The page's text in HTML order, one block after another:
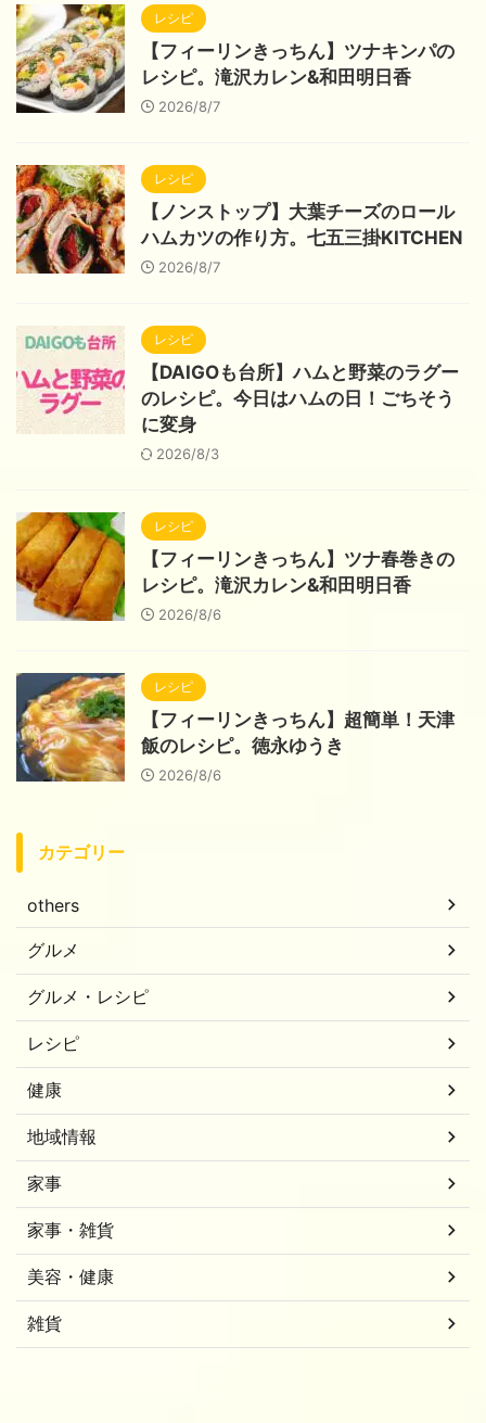
レシピ
【フィーリンきっちん】ツナキンパの
レシピ。滝沢カレン&和田明日香
2026/8/7
レシピ
【ノンストップ】大葉チーズのロール
ハムカツの作り方。七五三掛KITCHEN
2026/8/7
レシピ
【DAIGOも台所】ハムと野菜のラグー
のレシピ。今日はハムの日！ごちそう
に変身
2026/8/3
レシピ
【フィーリンきっちん】ツナ春巻きの
レシピ。滝沢カレン&和田明日香
2026/8/6
レシピ
【フィーリンきっちん】超簡単！天津
飯のレシピ。徳永ゆうき
2026/8/6
カテゴリー
others
グルメ
グルメ・レシピ
レシピ
健康
地域情報
家事
家事・雑貨
美容・健康
雑貨